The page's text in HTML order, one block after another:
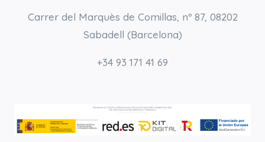
Carrer del Marquès de Comillas, nº 87, 08202
Sabadell (Barcelona)
+34 93 171 41 69